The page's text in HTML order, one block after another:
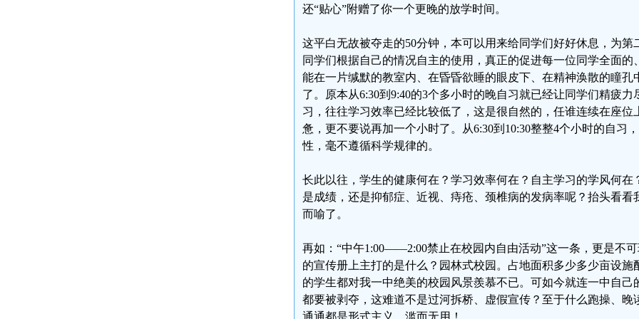
还“贴心”附赠了你一个更晚的放学时间。
这平白无故被夺走的50分钟，本可以用来给同学们好好休息，为第
同学们根据自己的情况自主的使用，真正的促进每一位同学全面的
能在一片缄默的教室内、在昏昏欲睡的眼皮下、在精神涣散的瞳孔
了。原本从6:30到9:40的3个多小时的晚自习就已经让同学们精疲
习，往往学习效率已经比较低了，这是很自然的，任谁连续在座位
惫，更不要说再加一个小时了。从6:30到10:30整整4个小时的自习
性，毫不遵循科学规律的。
长此以往，学生的健康何在？学习效率何在？自主学习的学风何在
是成绩，还是抑郁症、近视、痔疮、颈椎病的发病率呢？抬头看看
而喻了。
再如：“中午1:00——2:00禁止在校园内自由活动”这一条，更是不
的宣传册上主打的是什么？园林式校园。占地面积多少多少亩设施
的学生都对我一中绝美的校园风景羨慕不已。可如今就连一中自己
都要被剥夺，这难道不是过河拆桥、虚假宣传？至于什么跑操、晚
通通都是形式主义，滥而无用！